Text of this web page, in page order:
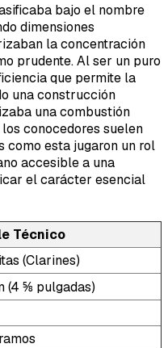
bajo el nombre
dimensiones
la concentración
prudente. Al ser un puro
que permite la
una construcción
una combustión
conocedores suelen
como esta jugaron un rol
accesible a una
el carácter esencial
Técnico
(Clarines)
(4 ⅝ pulgadas)